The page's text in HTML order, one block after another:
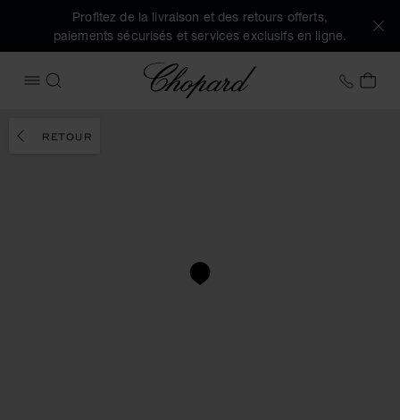
Profitez de la livraison et des retours offerts,
paiements sécurisés et services exclusifs en ligne.
OUVRIR LE MENU
RECHERCHER
Chopard +41
RETOUR